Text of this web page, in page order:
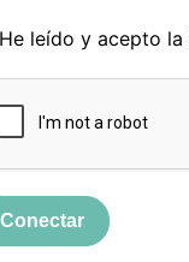
He leído y acepto la
Conectar